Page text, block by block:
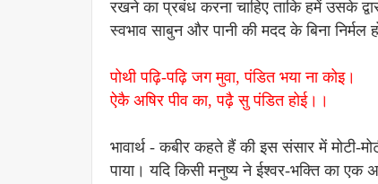
रखने का प्रबंध करना चाहिए ताकि हमें उसके
स्वभाव साबुन और पानी की मदद के बिना निर्मल
पोथी पढ़ि-पढ़ि जग मुवा, पंडित भया ना कोइ।
ऐकै अषिर पीव का, पढ़ै सु पंडित होई।।
भावार्थ - कबीर कहते हैं की इस संसार में मोटी-
पाया। यदि किसी मनुष्य ने ईश्वर-भक्ति का एक